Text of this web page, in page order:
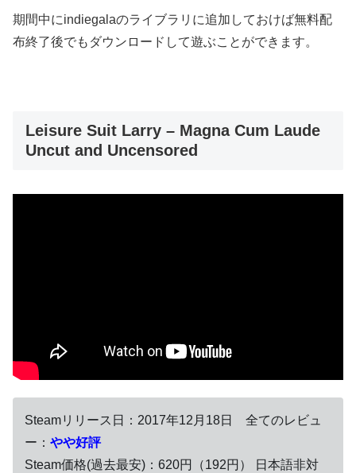
期間中にindiegalaのライブラリに追加しておけば無料配
布終了後でもダウンロードして遊ぶことができます。
Leisure Suit Larry – Magna Cum Laude
Uncut and Uncensored
Steamリリース日：2017年12月18日 全てのレビュ
ー： やや好評
Steam価格(過去最安)：620円（192円） 日本語非対